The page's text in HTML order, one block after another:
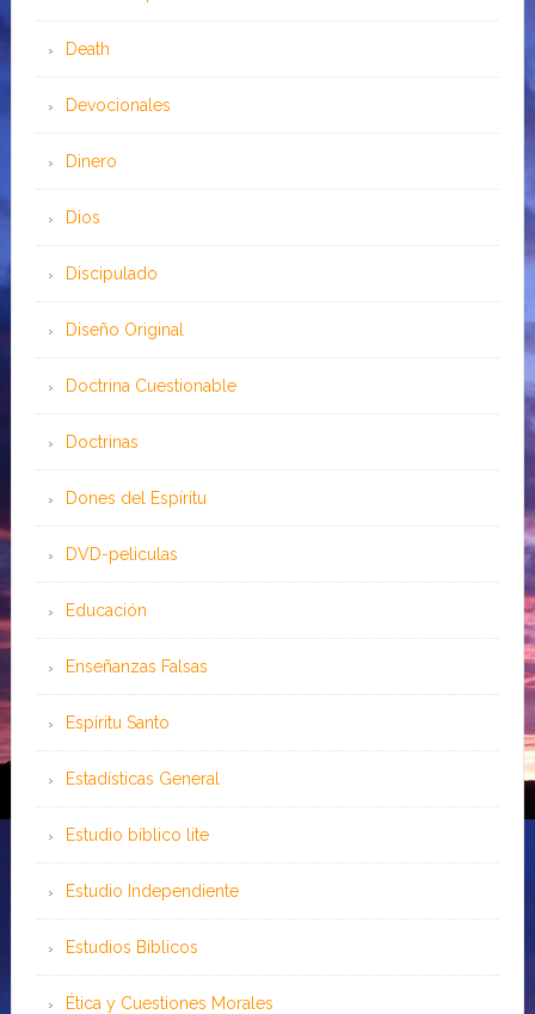
Death
Devocionales
Dinero
Dios
Discipulado
Diseño Original
Doctrina Cuestionable
Doctrinas
Dones del Espíritu
DVD-peliculas
Educación
Enseñanzas Falsas
Espíritu Santo
Estadísticas General
Estudio bíblico lite
Estudio Independiente
Estudios Bíblicos
Ética y Cuestiones Morales